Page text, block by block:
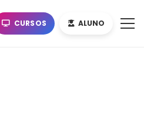
CURSOS ALUNO